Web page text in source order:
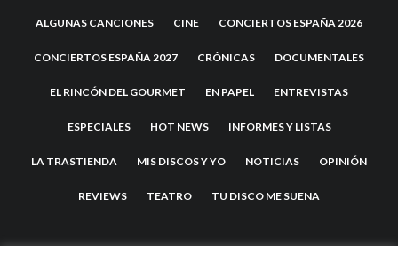
ALGUNAS CANCIONES CINE CONCIERTOS ESPAÑA 2026
CONCIERTOS ESPAÑA 2027 CRÓNICAS DOCUMENTALES
EL RINCÓN DEL GOURMET EN PAPEL ENTREVISTAS
ESPECIALES HOT NEWS INFORMES Y LISTAS
LA TRASTIENDA MIS DISCOS Y YO NOTICIAS OPINIÓN
REVIEWS TEATRO TU DISCO ME SUENA